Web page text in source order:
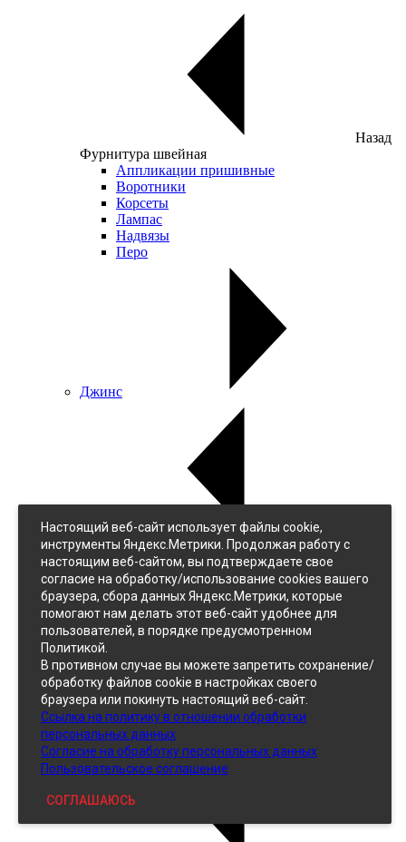
Назад
Фурнитура швейная
Аппликации пришивные
Воротники
Корсеты
Лампас
Надвязы
Перо
Джинс
Джинс
Однотонный
Принтованный
Кожзам
Настоящий веб-сайт использует файлы cookie,
инструменты Яндекс.Метрики. Продолжая работу с
настоящим веб-сайтом, вы подтверждаете свое
согласие на обработку/использование cookies вашего
браузера, сбора данных Яндекс.Метрики, которые
помогают нам делать этот веб-сайт удобнее для
пользователей, в порядке предусмотренном
Политикой.
В противном случае вы можете запретить сохранение/
обработку файлов cookie в настройках своего
браузера или покинуть настоящий веб-сайт.
Ссылка на политику в отношении обработки
персональных данных
Согласие на обработку персональных данных
Пользовательское соглашение
СОГЛАШАЮСЬ